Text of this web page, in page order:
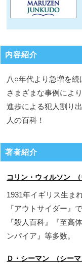
内容紹介
八○年代より急増を
さまざまな事例によ
進歩による犯人割り
人の百科！
著者紹介
コリン・ウィルソン （
1931年イギリス生ま
『アウトサイダー』
『殺人百科』『至高
ンパイア』等多数。
Ｄ・シーマン （シーマ